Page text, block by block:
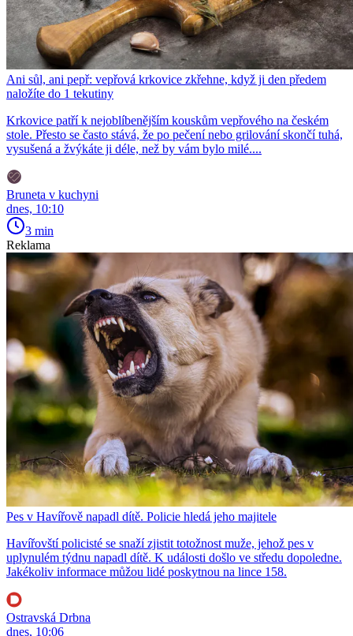
Ani sůl, ani pepř: vepřová krkovice zkřehne, když ji den předem
naložíte do 1 tekutiny
Krkovice patří k nejoblíbenějším kouskům vepřového na českém
stole. Přesto se často stává, že po pečení nebo grilování skončí tuhá,
vysušená a žvýkáte ji déle, než by vám bylo milé....
Bruneta v kuchyni
dnes, 10:10
3 min
Reklama
Pes v Havířově napadl dítě. Policie hledá jeho majitele
Havířovští policisté se snaží zjistit totožnost muže, jehož pes v
uplynulém týdnu napadl dítě. K události došlo ve středu dopoledne.
Jakékoliv informace můžou lidé poskytnou na lince 158.
Ostravská Drbna
dnes, 10:06